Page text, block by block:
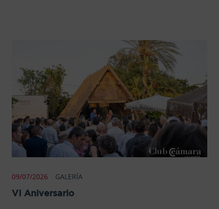
09/07/2026 GALERÍA
VI Aniversario